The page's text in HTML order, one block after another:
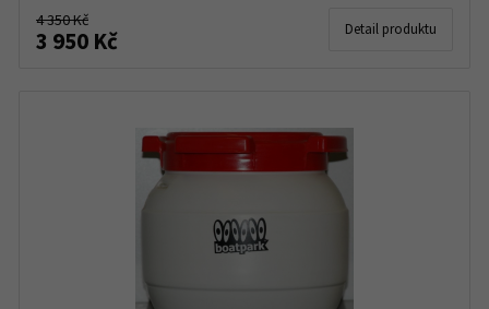
4 350 Kč
3 950 Kč Detail produktu